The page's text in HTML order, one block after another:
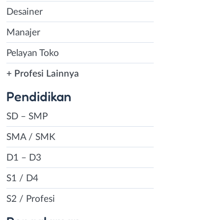
Desainer
Manajer
Pelayan Toko
+ Profesi Lainnya
Pendidikan
SD – SMP
SMA / SMK
D1 – D3
S1 / D4
S2 / Profesi